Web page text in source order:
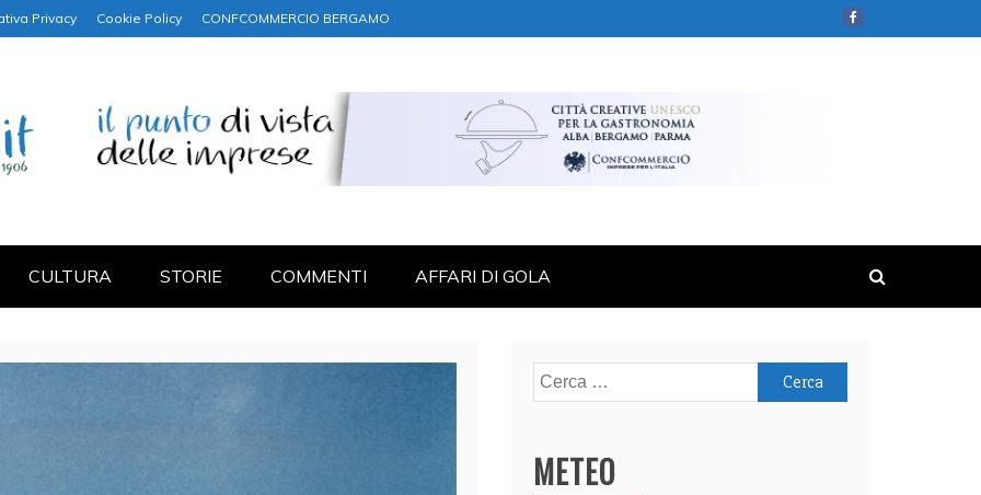
Privacy Cookie Policy CONFCOMMERCIO BERGAMO
CULTURA STORIE COMMENTI AFFARI DI GOLA
Ricerca
per:
METEO